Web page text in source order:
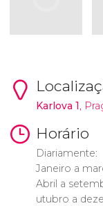
Karlova 1,
Horário
Diariamente:
Janeiro a
Abril a
utubro a